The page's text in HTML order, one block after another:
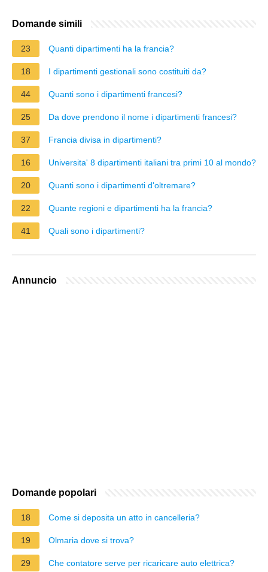
Domande simili
23 Quanti dipartimenti ha la francia?
18 I dipartimenti gestionali sono costituiti da?
44 Quanti sono i dipartimenti francesi?
25 Da dove prendono il nome i dipartimenti francesi?
37 Francia divisa in dipartimenti?
16 Universita' 8 dipartimenti italiani tra primi 10 al mondo?
20 Quanti sono i dipartimenti d'oltremare?
22 Quante regioni e dipartimenti ha la francia?
41 Quali sono i dipartimenti?
Annuncio
Domande popolari
18 Come si deposita un atto in cancelleria?
19 Olmaria dove si trova?
29 Che contatore serve per ricaricare auto elettrica?